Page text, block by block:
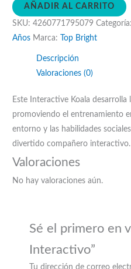
cantidad
AÑADIR AL CARRITO
SKU:4260771795079
Años Marca: Top Bright
Descripción
Valoraciones (0)
Este Interactive Koala
promoviendo el entrenamiento
entorno y las habilidades
divertido compañero interactivo.
Valoraciones
No hay valoraciones aún.
Sé el primero en
Interactivo”
Tu dirección de correo